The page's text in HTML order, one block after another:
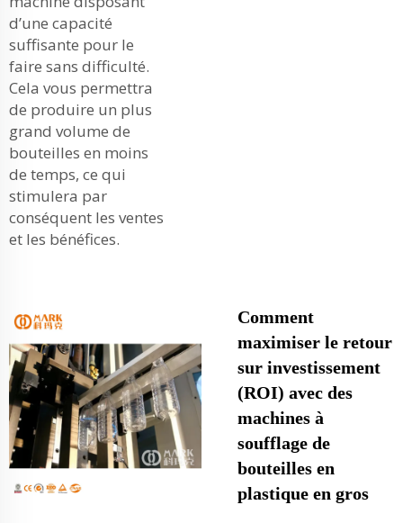
d’une capacité
suffisante pour le
faire sans difficulté.
Cela vous permettra
de produire un plus
grand volume de
bouteilles en moins
de temps, ce qui
stimulera par
conséquent les ventes
et les bénéfices.
Comment
maximiser le retour
sur investissement
(ROI) avec des
machines à
soufflage de
bouteilles en
plastique en gros